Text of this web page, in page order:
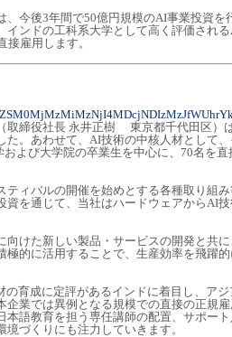
、今後3年間で50億円規模のAI事業投資を
インドの工科系大学として高く評価され
接雇用します。
取締役社長 永井正樹 東京都千代田区）
た。あわせて、AI技術の中核人材として
よび大学院の卒業生を中心に、70名を
ティバルの開催を始めとする各種取り組
資を通じて、当社はハードウェアからAI
向けた新しい製品・サービスの開発と共
極的に活用することで、生産効率を飛躍
の育成に定評があるインドに着目し、ア
企業では異例となる規模での直接の正規
本語教育を担う専任講師の配置、サポー
づくりにも注力していきます。